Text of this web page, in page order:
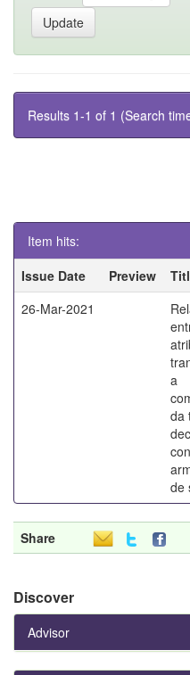
Results 1-1 of 1 (Search
Item hits:
Issue Date
Preview
26-Mar-2021
a
da
de
Share
Discover
Advisor